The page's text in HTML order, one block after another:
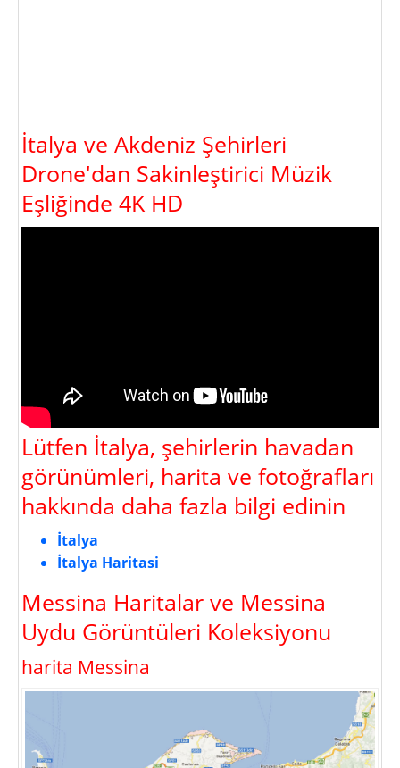
İtalya ve Akdeniz Şehirleri
Drone'dan Sakinleştirici Müzik
Eşliğinde 4K HD
Lütfen İtalya, şehirlerin havadan
görünümleri, harita ve fotoğrafları
hakkında daha fazla bilgi edinin
İtalya
İtalya Haritasi
Messina Haritalar ve Messina
Uydu Görüntüleri Koleksiyonu
harita Messina